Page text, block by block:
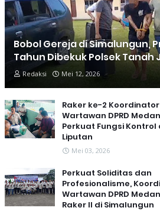
Bobol Gereja di Simalungun,
Tahun Dibekuk Polsek Tanah
Redaksi Mei 12, 2026
Raker ke-2 Koordinator
Wartawan DPRD
Perkuat Fungsi Kontrol
Liputan
Mei 03, 2026
Perkuat Soliditas dan
Profesionalisme,
Wartawan DPRD
Raker II di Simalungun